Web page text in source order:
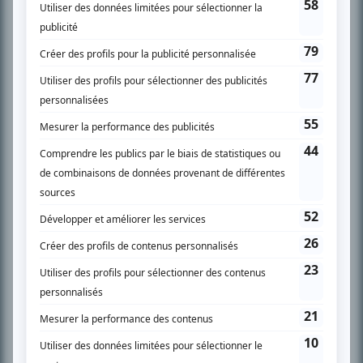
SUR LE RÉSEAU BIZZ MÉDIA
PLAN DU SITE
Accueil
Liste des oeuvres
Liste des comédiens
Recherche avancée
À propos
Nous contacter
Termes et conditions